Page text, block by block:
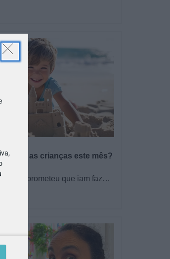
com as crianças este mês?
verão prometeu que iam fazer
praia e gelados... este artigo
Há um eclipse do…